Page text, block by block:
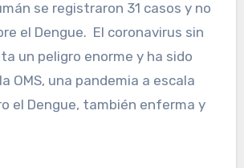
se registraron 31 casos y no
el Dengue. El coronavirus sin
un peligro enorme y ha sido
OMS, una pandemia a escala
el Dengue, también enferma y